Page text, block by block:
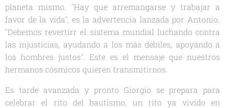
planeta mismo. "Hay que arremangarse y trabajar a
favor de la vida", es la advertencia lanzada por Antonio.
"Debemos revertirr el sistema mundial luchando contra
las injusticias, ayudando a los más débiles, apoyando a
los hombres justos". Este es el mensaje que nuestros
hermanos cósmicos quieren transmitirnos.
Es tarde avanzada y pronto Giorgio se prepara para
celebrar el rito del bautismo, un rito ya vivido en